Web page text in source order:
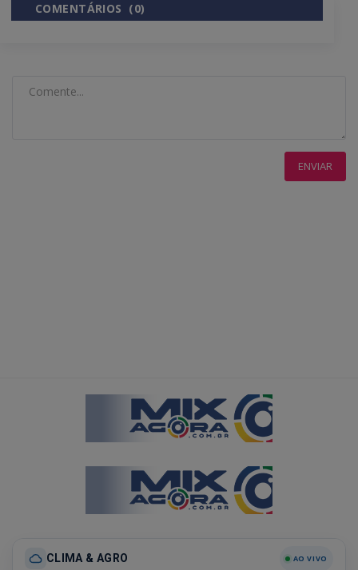
COMENTÁRIOS (0)
ENVIAR
CLIMA & AGRO AO VIVO